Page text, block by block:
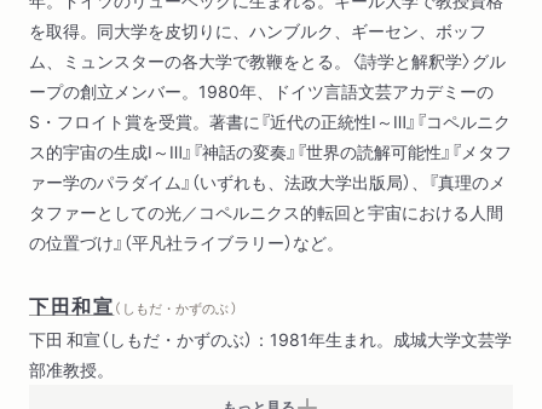
の構造分析（1959）
ソクラテスと「曖昧な対象」――美的対象の存在論という伝統に
対峙するポール・ヴァレリー（1964）
美的対象の本質的多義性（1966）
貨幣か生か――ゲオルク・ジンメルの哲学がもつ一貫性へのメ
タファー学的研究（1976）
非概念性の理論（1970年代半ば）
予型――政治的神話の変奏（1980年代前半）
文献表
編訳者解説
を取得。同大学を皮切りに、ハンブルク、ギーセン、ボッフ
ム、ミュンスターの各大学で教鞭をとる。〈詩学と解釈学〉グル
ープの創立メンバー。1980年、ドイツ言語文芸アカデミーの
S・フロイト賞を受賞。著書に『近代の正統性Ⅰ～Ⅲ』『コペルニク
ス的宇宙の生成Ⅰ～Ⅲ』『神話の変奏』『世界の読解可能性』『メタフ
ァー学のパラダイム』（いずれも、法政大学出版局）、『真理のメ
タファーとしての光／コペルニクス的転回と宇宙における人間
の位置づけ』（平凡社ライブラリー）など。
下田和宣（ しもだ・かずのぶ ）
下田 和宣（しもだ・かずのぶ）：1981年生まれ。成城大学文芸学
部准教授。